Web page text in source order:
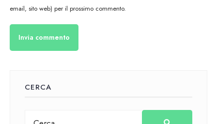
email, sito web) per il prossimo commento.
CERCA